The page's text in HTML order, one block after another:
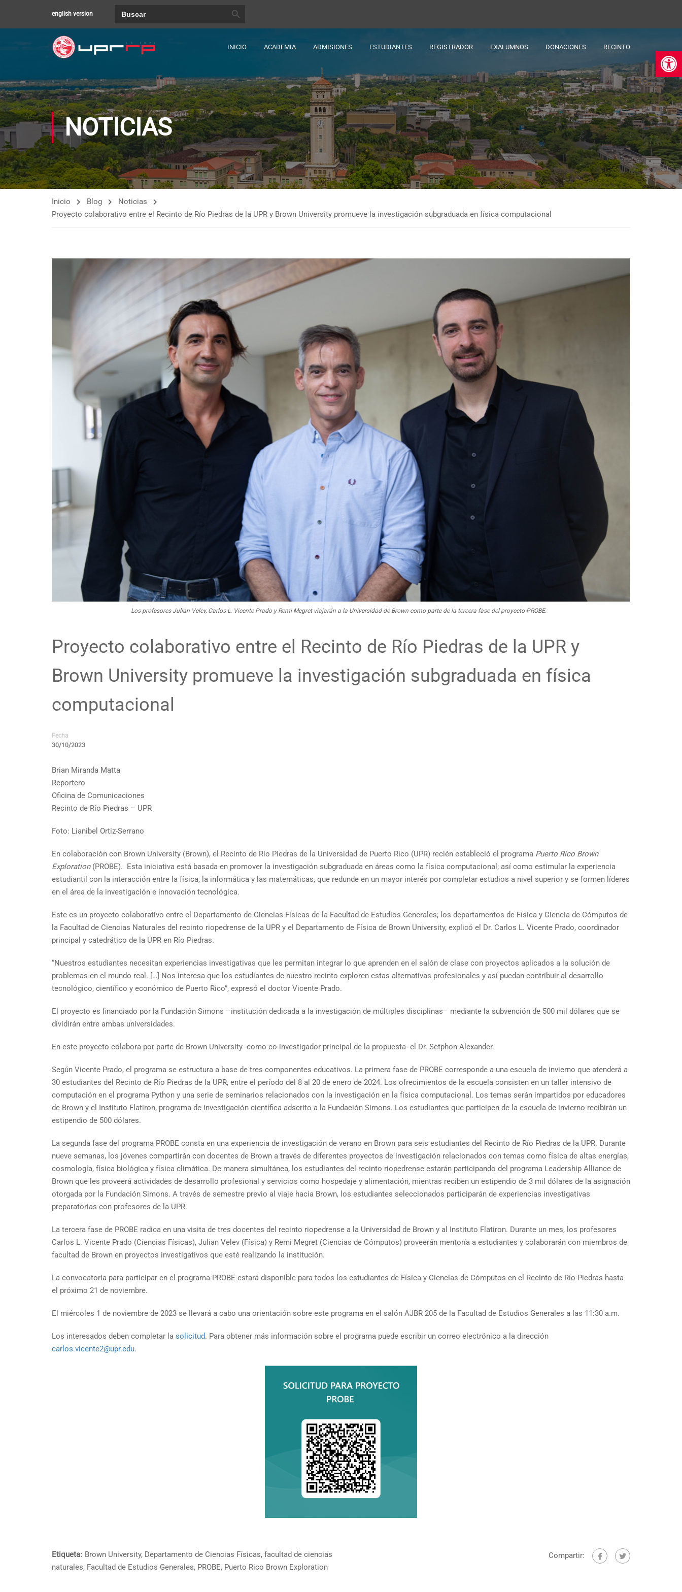
english version
INICIO ACADEMIA ADMISIONES ESTUDIANTES REGISTRADOR EXALUMNOS DONACIONES RECINTO
NOTICIAS
Inicio Blog
Noticias
Proyecto colaborativo entre el Recinto de Río Piedras de la UPR y Brown University promueve la investigación subgraduada en física computacional
Los profesores Julian Velev, Carlos L. Vicente Prado y Remi Megret viajarán a la Universidad de Brown como parte de la tercera fase del proyecto PROBE.
Proyecto colaborativo entre el Recinto de Río Piedras de la UPR y
Brown University promueve la investigación subgraduada en física
computacional
Fecha
30/10/2023
Brian Miranda Matta
Reportero
Oficina de Comunicaciones
Recinto de Río Piedras – UPR
Foto: Lianibel Ortiz-Serrano
En colaboración con Brown University (Brown), el Recinto de Río Piedras de la Universidad de Puerto Rico (UPR) recién estableció el programa Puerto Rico Brown
Exploration (PROBE). Esta iniciativa está basada en promover la investigación subgraduada en áreas como la física computacional; así como estimular la experiencia
estudiantil con la interacción entre la física, la informática y las matemáticas, que redunde en un mayor interés por completar estudios a nivel superior y se formen líderes
en el área de la investigación e innovación tecnológica.
Este es un proyecto colaborativo entre el Departamento de Ciencias Físicas de la Facultad de Estudios Generales; los departamentos de Física y Ciencia de Cómputos de
la Facultad de Ciencias Naturales del recinto riopedrense de la UPR y el Departamento de Física de Brown University, explicó el Dr. Carlos L. Vicente Prado, coordinador
principal y catedrático de la UPR en Río Piedras.
“Nuestros estudiantes necesitan experiencias investigativas que les permitan integrar lo que aprenden en el salón de clase con proyectos aplicados a la solución de
problemas en el mundo real. […] Nos interesa que los estudiantes de nuestro recinto exploren estas alternativas profesionales y así puedan contribuir al desarrollo
tecnológico, científico y económico de Puerto Rico”, expresó el doctor Vicente Prado.
El proyecto es financiado por la Fundación Simons –institución dedicada a la investigación de múltiples disciplinas– mediante la subvención de 500 mil dólares que se
dividirán entre ambas universidades.
En este proyecto colabora por parte de Brown University -como co-investigador principal de la propuesta- el Dr. Setphon Alexander.
Según Vicente Prado, el programa se estructura a base de tres componentes educativos. La primera fase de PROBE corresponde a una escuela de invierno que atenderá a
30 estudiantes del Recinto de Río Piedras de la UPR, entre el período del 8 al 20 de enero de 2024. Los ofrecimientos de la escuela consisten en un taller intensivo de
computación en el programa Python y una serie de seminarios relacionados con la investigación en la física computacional. Los temas serán impartidos por educadores
de Brown y el Instituto Flatiron, programa de investigación científica adscrito a la Fundación Simons. Los estudiantes que participen de la escuela de invierno recibirán un
estipendio de 500 dólares.
La segunda fase del programa PROBE consta en una experiencia de investigación de verano en Brown para seis estudiantes del Recinto de Río Piedras de la UPR. Durante
nueve semanas, los jóvenes compartirán con docentes de Brown a través de diferentes proyectos de investigación relacionados con temas como física de altas energías,
cosmología, física biológica y física climática. De manera simultánea, los estudiantes del recinto riopedrense estarán participando del programa Leadership Alliance de
Brown que les proveerá actividades de desarrollo profesional y servicios como hospedaje y alimentación, mientras reciben un estipendio de 3 mil dólares de la asignación
otorgada por la Fundación Simons. A través de semestre previo al viaje hacia Brown, los estudiantes seleccionados participarán de experiencias investigativas
preparatorias con profesores de la UPR.
La tercera fase de PROBE radica en una visita de tres docentes del recinto riopedrense a la Universidad de Brown y al Instituto Flatiron. Durante un mes, los profesores
Carlos L. Vicente Prado (Ciencias Físicas), Julian Velev (Física) y Remi Megret (Ciencias de Cómputos) proveerán mentoría a estudiantes y colaborarán con miembros de
facultad de Brown en proyectos investigativos que esté realizando la institución.
La convocatoria para participar en el programa PROBE estará disponible para todos los estudiantes de Física y Ciencias de Cómputos en el Recinto de Río Piedras hasta
el próximo 21 de noviembre.
El miércoles 1 de noviembre de 2023 se llevará a cabo una orientación sobre este programa en el salón AJBR 205 de la Facultad de Estudios Generales a las 11:30 a.m.
Los interesados deben completar la solicitud. Para obtener más información sobre el programa puede escribir un correo electrónico a la dirección
carlos.vicente2@upr.edu.
Etiqueta: Brown University, Departamento de Ciencias Físicas, facultad de ciencias
naturales, Facultad de Estudios Generales, PROBE, Puerto Rico Brown Exploration
Compartir: